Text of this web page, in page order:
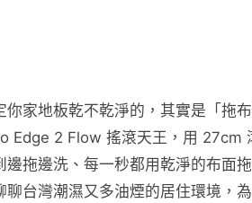
家地板乾不乾淨的，其實是「拖
Edge 2 Flow 搖滾天王，用 27cm
拖邊洗、每一秒都用乾淨的布面
台灣潮濕又多油煙的居住環境，